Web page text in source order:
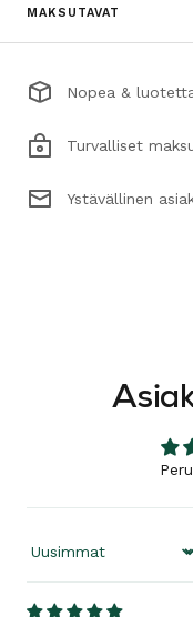
MAKSUTAVAT
Nopea &
Turvalliset
Ystävällinen
Sort by